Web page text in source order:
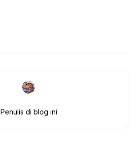
Penulis di blog ini